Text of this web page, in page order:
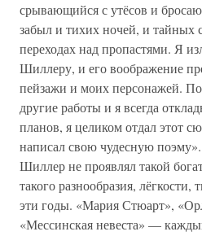
срывающийся с утёсов и
забыл и тихих ночей, и тайных
переходах над пропастями. Я
Шиллеру, и его воображение
пейзажи и моих персонажей.
другие работы и я всегда
планов, я целиком отдал этот
написал свою чудесную
Шиллер не проявлял такой
такого разнообразия,
эти годы. «Мария Стюарт»,
«Мессинская невеста» —